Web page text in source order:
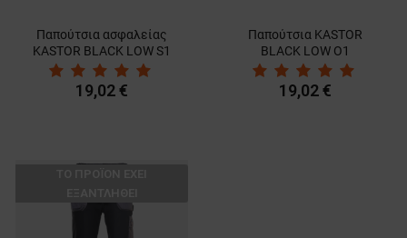
Παπούτσια ασφαλείας
KASTOR BLACK LOW S1
19,02 €
Παπούτσια KASTOR
BLACK LOW O1
19,02 €